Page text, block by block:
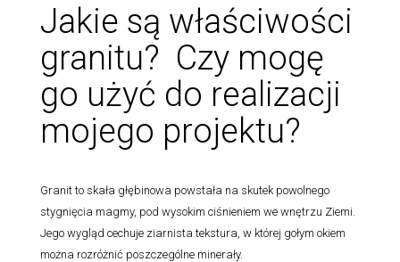
Jakie są właściwości
granitu? Czy mogę
go użyć do realizacji
mojego projektu?
Granit to skała głębinowa powstała na skutek powolnego
stygnięcia magmy, pod wysokim ciśnieniem we wnętrzu Ziemi.
Jego wygląd cechuje ziarnista tekstura, w której gołym okiem
można rozróżnić poszczególne minerały.